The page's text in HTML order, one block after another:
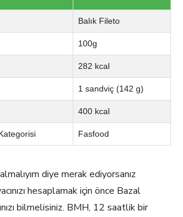
Balık Fileto
100g
282 kcal
1 sandviç (142 g)
400 kcal
Fasfood
diye merak ediyorsanız
hesaplamak için önce Bazal
bilmelisiniz. BMH, 12 saatlik bir